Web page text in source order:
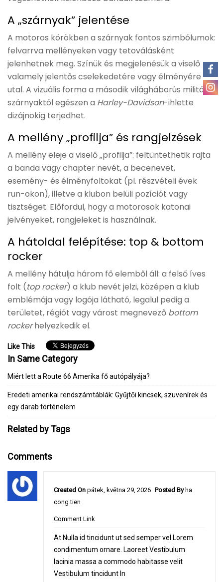
A „szárnyak” jelentése
A motoros körökben a szárnyak fontos szimbólumok:
felvarrva mellényeken vagy tetoválásként
jelenhetnek meg. Színük és megjelenésük a viselő
valamely jelentős cselekedetére vagy élményére
utal. A vizuális forma a második világháborús militáns
szárnyaktól egészen a Harley-Davidson-ihlette
dizájnokig terjedhet.
A mellény „profilja” és rangjelzések
A mellény eleje a viselő „profilja”: feltüntethetik rajta
a banda vagy chapter nevét, a becenevet,
esemény- és élményfoltokat (pl. részvételi évek
run-okon), illetve a klubon belüli pozíciót vagy
tisztséget. Előfordul, hogy a motorosok katonai
jelvényeket, rangjeleket is használnak.
A hátoldal felépítése: top & bottom
rocker
A mellény hátulja három fő elemből áll: a felső íves
folt (top rocker) a klub nevét jelzi, középen a klub
emblémája vagy logója látható, legalul pedig a
területet, régiót vagy várost megnevező bottom
rocker helyezkedik el.
Like This
In Same Category
Miért lett a Route 66 Amerika fő autópályája?
Eredeti amerikai rendszámtáblák: Gyűjtői kincsek, szuvenírek és
egy darab történelem
Related by Tags
Comments
Created On pátek, května 29, 2026 Posted Byha
cong tien
Comment Link
At Nulla id tincidunt ut sed semper vel Lorem
condimentum ornare. Laoreet Vestibulum
lacinia massa a commodo habitasse velit
Vestibulum tincidunt In